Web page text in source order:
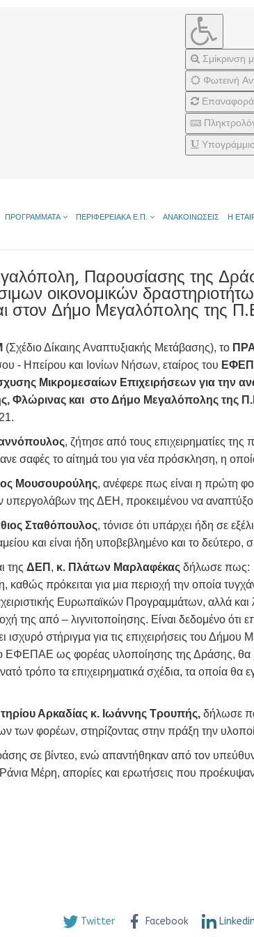
Σμίκρινση
Φωτεινή
Επαναφορά
ΠΡΟΓΡΑΜΜΑΤΑ ΠΕΡΙΦΕΡΕΙΑΚΑ Ε.Π. ΑΝΑΚΟΙΝΩΣΕΙΣ Η
Παρουσίασης της
οικονομικών
στον Δήμο Μεγαλόπολης της
(Σχέδιο Δίκαιης Αναπτυξιακής Μετάβασης), το
- Ηπείρου και Ιονίων Νήσων, εταίρος του
Μικρομεσαίων Επιχειρήσεων για την
Φλώρινας και στο Δήμο Μεγαλόπολης της
, ζήτησε από τους επιχειρηματίες
σαφές το αίτημά του για νέα πρόσκληση, η
Μουσουρούλης, ανέφερε πως είναι η πρώτη
της ΔΕΗ, προκειμένου να
Σταθόπουλος, τόνισε ότι υπάρχει ήδη σε
και είναι ήδη υποβεβλημένο και το
της ΔΕΠ , κ. Πλάτων Μαρλαφέκας δήλωσε πως:
πρόκειται για μια περιοχή την οποία
Ευρωπαϊκών Προγραμμάτων, αλλά
της από – λιγνιτοποίησης. Είναι δεδομένο ότι
ισχυρό στήριγμα για τις επιχειρήσεις του
ως φορέας υλοποίησης της Δράσης, θα
τρόπο τα επιχειρηματικά σχέδια, τα οποία
Αρκαδίας κ. Ιωάννης Τρουπής, δήλωσε
των φορέων, στηρίζοντας στην πράξη την
σε βίντεο, ενώ απαντήθηκαν από τον
Μέρη, απορίες και ερωτήσεις που
Twitter Facebook Linkedin